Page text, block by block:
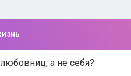
а не себя?